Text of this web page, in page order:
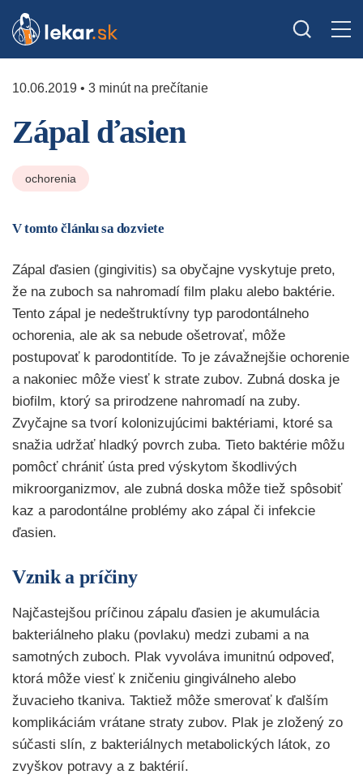
10.06.2019 • 3 minút na prečítanie
Zápal ďasien
ochorenia
V tomto článku sa dozviete
Zápal ďasien (gingivitis) sa obyčajne vyskytuje preto,
že na zuboch sa nahromadí film plaku alebo baktérie.
Tento zápal je nedeštruktívny typ parodontálneho
ochorenia, ale ak sa nebude ošetrovať, môže
postupovať k parodontitíde. To je závažnejšie ochorenie
a nakoniec môže viesť k strate zubov. Zubná doska je
biofilm, ktorý sa prirodzene nahromadí na zuby.
Zvyčajne sa tvorí kolonizujúcimi baktériami, ktoré sa
snažia udržať hladký povrch zuba. Tieto baktérie môžu
pomôcť chrániť ústa pred výskytom škodlivých
mikroorganizmov, ale zubná doska môže tiež spôsobiť
kaz a parodontálne problémy ako zápal či infekcie
ďasien.
Vznik a príčiny
Najčastejšou príčinou zápalu ďasien je akumulácia
bakteriálneho plaku (povlaku) medzi zubami a na
samotných zuboch. Plak vyvoláva imunitnú odpoveď,
ktorá môže viesť k zničeniu gingiválneho alebo
žuvacieho tkaniva. Taktiež môže smerovať k ďalším
komplikáciám vrátane straty zubov. Plak je zložený zo
súčasti slín, z bakteriálnych metabolických látok, zo
zvyškov potravy a z baktérií.